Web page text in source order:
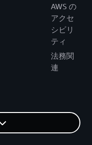
AWS の
アクセ
シビリ
ティ
法務関
連